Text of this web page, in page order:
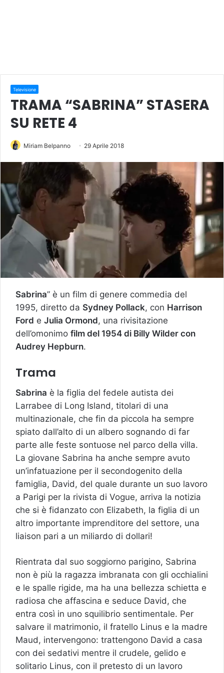
Televisione
TRAMA “SABRINA” STASERA
SU RETE 4
Miriam Belpanno 29 Aprile 2018
Sabrina” è un film di genere commedia del
1995, diretto da Sydney Pollack, con Harrison
Ford e Julia Ormond, una rivisitazione
dell’omonimo film del 1954 di Billy Wilder con
Audrey Hepburn.
Trama
Sabrina è la figlia del fedele autista dei
Larrabee di Long Island, titolari di una
multinazionale, che fin da piccola ha sempre
spiato dall’alto di un albero sognando di far
parte alle feste sontuose nel parco della villa.
La giovane Sabrina ha anche sempre avuto
un’infatuazione per il secondogenito della
famiglia, David, del quale durante un suo lavoro
a Parigi per la rivista di Vogue, arriva la notizia
che si è fidanzato con Elizabeth, la figlia di un
altro importante imprenditore del settore, una
liaison pari a un miliardo di dollari!
Rientrata dal suo soggiorno parigino, Sabrina
non è più la ragazza imbranata con gli occhialini
e le spalle rigide, ma ha una bellezza schietta e
radiosa che affascina e seduce David, che
entra così in uno squilibrio sentimentale. Per
salvare il matrimonio, il fratello Linus e la madre
Maud, intervengono: trattengono David a casa
con dei sedativi mentre il crudele, gelido e
solitario Linus, con il pretesto di un lavoro